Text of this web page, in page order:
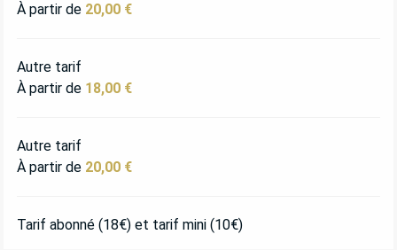
À partir de 20,00 €
Autre tarif
À partir de 18,00 €
Autre tarif
À partir de 20,00 €
Tarif abonné (18€) et tarif mini (10€)